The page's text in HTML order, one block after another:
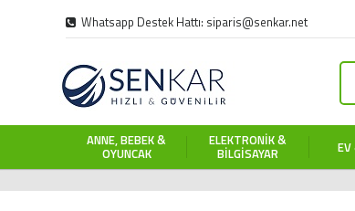
Whatsapp Destek Hattı: siparis@senkar.net
ANNE, BEBEK &
OYUNCAK
ELEKTRONIK &
BILGISAYAR EV